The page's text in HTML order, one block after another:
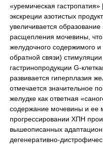
«уремическая
экскреции азотистых
увеличивается
расщепления мочевины,
желудочного содержимого
обратной связи)
гастринопродукции G-
развивается гиперплазия
отмечается значительное
желудке как ответная
содержание мочевины и ее
прогрессировании ХПН
вышеописанных
дегенеративно-